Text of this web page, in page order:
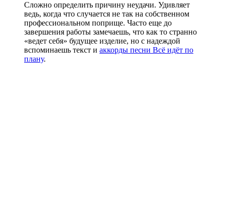
Сложно определить причину неудачи. Удивляет
ведь, когда что случается не так на собственном
профессиональном поприще. Часто еще до
завершения работы замечаешь, что как то странно
«ведет себя» будущее изделие, но с надеждой
вспоминаешь текст и аккорды песни Всё идёт по
плану.